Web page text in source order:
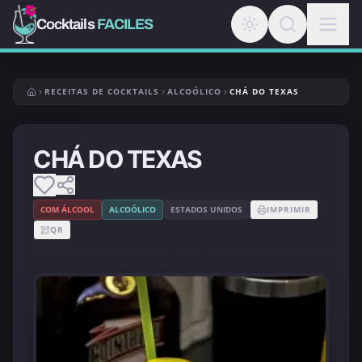
CocktailsFACILES
RECEITAS DE COCKTAILS ALCOÓLICO CHÁ DO TEXAS
CHÁ DO TEXAS
COM ÁLCOOL ALCOÓLICO ESTADOS UNIDOS
IMPRIMIR
QR